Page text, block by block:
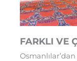
FARKLI VE